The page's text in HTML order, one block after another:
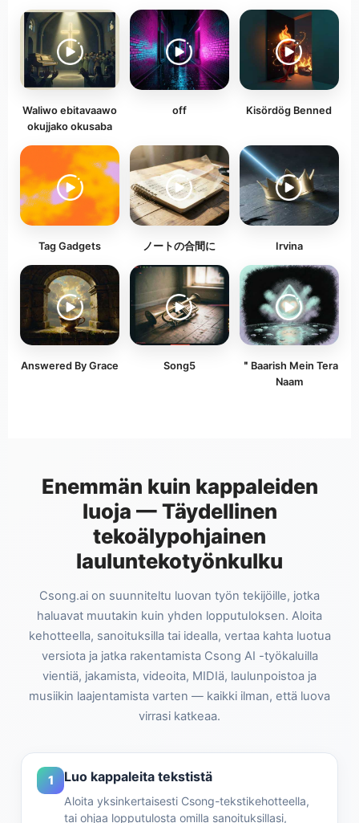
Waliwo ebitavaawo
okujjako okusaba
off Kisördög Benned
Tag Gadgets ノートの合間に Irvina
Answered By Grace Song5
＂Baarish Mein Tera
Naam
Enemmän kuin kappaleiden
luoja — Täydellinen
tekoälypohjainen
lauluntekotyönkulku
Csong.ai on suunniteltu luovan työn tekijöille, jotka
haluavat muutakin kuin yhden lopputuloksen. Aloita
kehotteella, sanoituksilla tai idealla, vertaa kahta luotua
versiota ja jatka rakentamista Csong AI -työkaluilla
vientiä, jakamista, videoita, MIDIä, laulunpoistoa ja
musiikin laajentamista varten — kaikki ilman, että luova
virrasi katkeaa.
1 Luo kappaleita tekstistä
Aloita yksinkertaisesti Csong-tekstikehotteella,
tai ohjaa lopputulosta omilla sanoituksillasi,